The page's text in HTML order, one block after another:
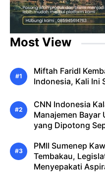
Most View
Miftah Faridl
Indonesia, Kali Ini
CNN Indonesia
Manajemen Bayar
yang Dipotong
PMII Sumenep
Tembakau,
Menyepakati